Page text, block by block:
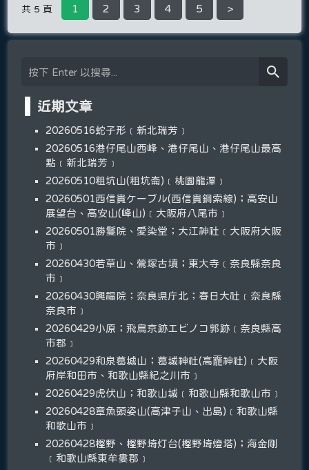
共 5 頁 1 2 3 4 5 >
近期文章
20260516蛇子形﹝新北瑞芳﹞
20260516港仔尾山西峰、港仔尾山、港仔尾山最高
點﹝新北瑞芳﹞
20260510粗坑山(粗坑崙)﹝桃園龍潭﹞
20260501西信貴ケーブル(西信貴鋼索線)；高安山
展望台、高安山(峰山)﹝大阪府八尾市﹞
20260501勝鬘院、愛染堂；大江神社﹝大阪府大阪
市﹞
20260430若草山、鶯塚古墳；東大寺﹝奈良縣奈良
市﹞
20260430興福院；奈良県庁北；春日大社﹝奈良縣
奈良市﹞
20260429小原；飛鳥京跡エビノコ郭跡﹝奈良縣高
市郡﹞
20260429和泉葛城山；葛城神社(高龗神社)﹝大阪
府岸和田市、和歌山縣紀之川市﹞
20260429虎伏山；和歌山城﹝和歌山縣和歌山市﹞
20260428章魚頭姿山(高津子山、出島)﹝和歌山縣
和歌山市﹞
20260428樫野、樫野埼灯台(樫野埼燈塔)；海金剛
﹝和歌山縣東牟婁郡﹞